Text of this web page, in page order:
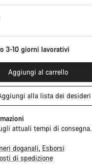
3-10 giorni lavorativi
Aggiungi al carrello
alla lista dei desideri
attuali tempi di consegna.
doganali Esborsi
di spedizione